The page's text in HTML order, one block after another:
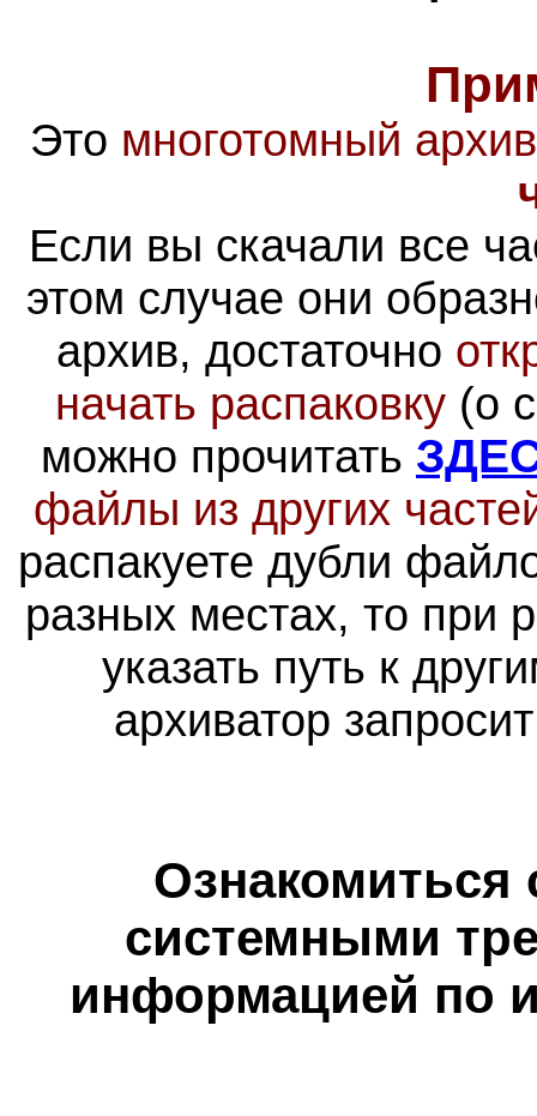
Это многотомный архив
Если вы скачали все
этом случае они
архив, достаточно
начать распаковку (о
можно прочитать
файлы из других
распакуете дубли
разных местах, то при
указать путь к
архиватор
Ознакомиться
системными
информацией по